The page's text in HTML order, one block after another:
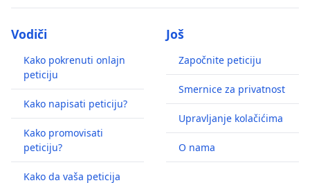
Vodiči
Kako pokrenuti onlajn
peticiju
Kako napisati peticiju?
Kako promovisati
peticiju?
Kako da vaša peticija
Još
Započnite peticiju
Smernice za privatnost
Upravljanje kolačićima
O nama